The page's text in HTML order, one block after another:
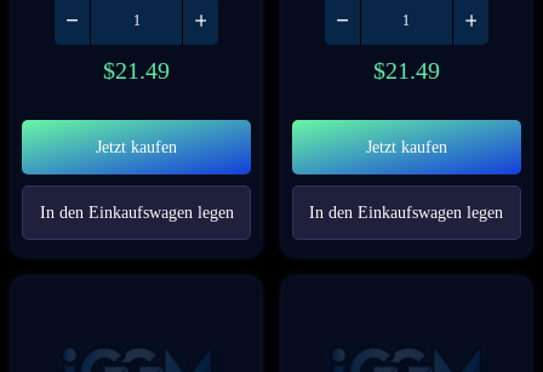
$21.49
Jetzt kaufen
In den Einkaufswagen legen
$21.49
Jetzt kaufen
In den Einkaufswagen legen